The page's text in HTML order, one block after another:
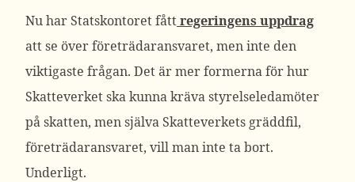
Nu har Statskontoret fåttregeringens uppdrag
att se över företrädaransvaret, men inte den
viktigaste frågan. Det är mer formerna för hur
Skatteverket ska kunna kräva styrelseledamöter
på skatten, men själva Skatteverkets gräddfil,
företrädaransvaret, vill man inte ta bort.
Underligt.